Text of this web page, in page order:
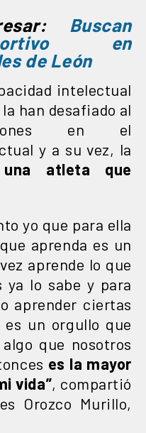
Buscan
en
de León
intelectual
han desafiado al
en el
y a su vez, la
una atleta que
yo que para ella
aprenda es un
aprende lo que
ya lo sabe y para
aprender ciertas
es un orgullo que
que nosotros
es la mayor
vida”, compartió
Orozco Murillo,